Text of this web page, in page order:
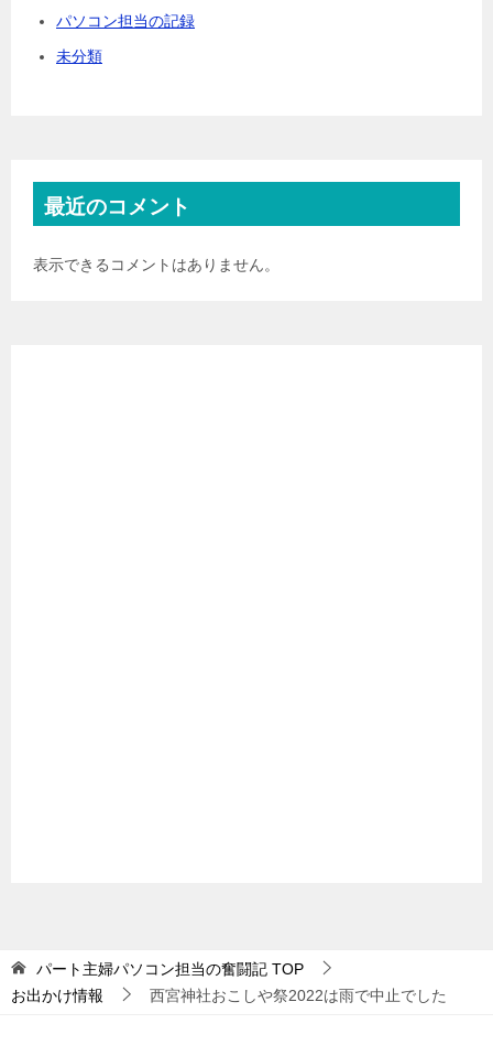
パソコン担当の記録
未分類
最近のコメント
表示できるコメントはありません。
パート主婦パソコン担当の奮闘記 TOP
お出かけ情報
西宮神社おこしや祭2022は雨で中止でした